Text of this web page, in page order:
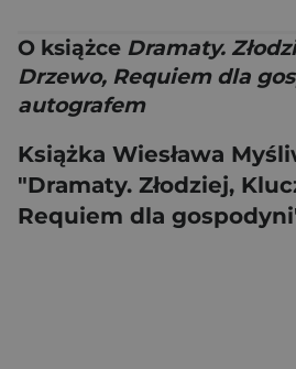
O książce Dramaty.
Drzewo, Requiem dla
autografem
Książka Wiesława
"Dramaty. Złodziej,
Requiem dla